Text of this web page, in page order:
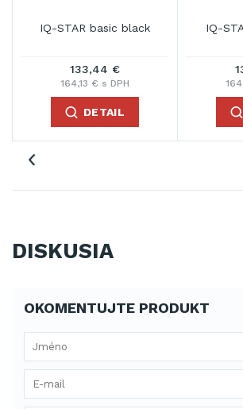
IQ-STAR black
170,23 €
209,38 € s DPH
DETAIL
IQ-
DISKUSIA
OKOMENTUJTE PRODUKT